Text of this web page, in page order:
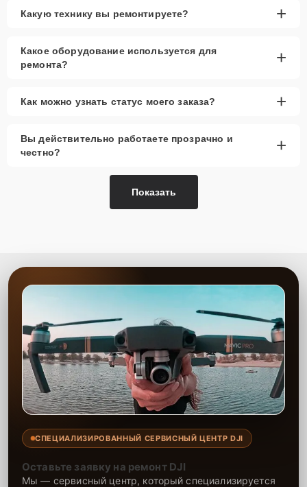
Какую технику вы ремонтируете? +
Какое оборудование используется для
ремонта?
+
Как можно узнать статус моего заказа? +
Вы действительно работаете прозрачно и
честно?
+
Показать
СПЕЦИАЛИЗИРОВАННЫЙ СЕРВИСНЫЙ ЦЕНТР DJI
Оставьте заявку на ремонт DJI
Мы — сервисный центр, который специализируется